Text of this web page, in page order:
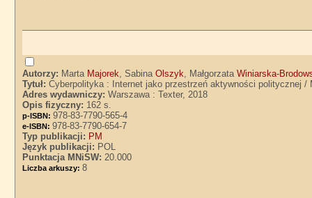
Autorzy: Marta Majorek, SabinaOlszyk, MałgorzataWiniarska-
Tytuł:Cyberpolityka : Internet jako przestrzeń aktywności politycznej
Adres wydawniczy:Warszawa : Texter, 2018
Opis fizyczny: 162 s.
p-ISBN:978-83-7790-565-4
e-ISBN:978-83-7790-654-7
Typ publikacji: PM
Język publikacji: POL
Punktacja MNiSW:20.000
Liczba arkuszy:8